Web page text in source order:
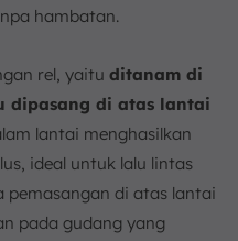
hambatan.
rel, yaitu ditanam di
dipasang di atas lantai
lantai menghasilkan
ideal untuk lalu lintas
di atas lantai
pada gudang yang